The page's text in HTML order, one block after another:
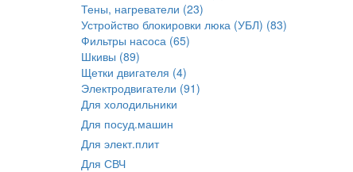
Тены, нагреватели (23)
Устройство блокировки люка (УБЛ) (83)
Фильтры насоса (65)
Шкивы (89)
Щетки двигателя (4)
Электродвигатели (91)
Для холодильники
Для посуд.машин
Для элект.плит
Для СВЧ